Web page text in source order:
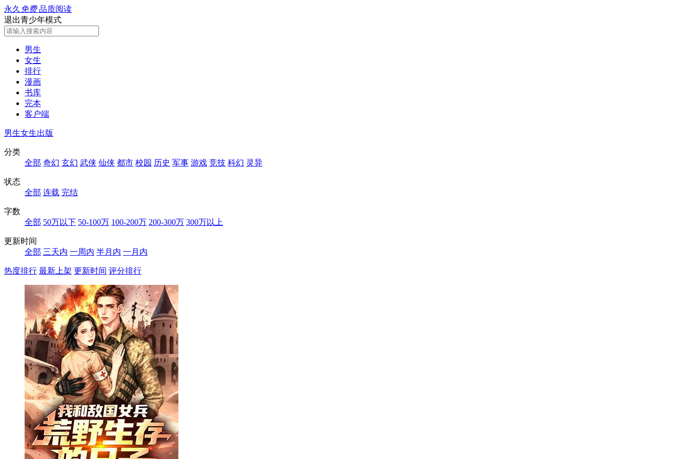
永久 免费品质阅读
退出青少年模式
男生
女生
排行
漫画
书库
完本
客户端
男生女生出版
分类
全部 奇幻 玄幻 武侠 仙侠 都市 校园 历史 军事 游戏 竞技 科幻 灵异
状态
全部 连载 完结
字数
全部 50万以下 50-100万 100-200万 200-300万 300万以上
更新时间
全部 三天内 一周内 半月内 一月内
热度排行 最新上架 更新时间 评分排行